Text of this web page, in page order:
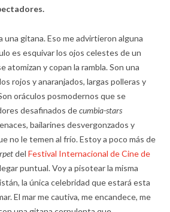
una gitana. Eso me advirtieron alguna
es esquivar los ojos celestes de un
atomizan y copan la rambla. Son una
rojos y anaranjados, largas polleras y
oráculos posmodernos que se
desafinados decumbia-stars
bailarines desvergonzados y
no le temen al frío. Estoy a poco más de
del Festival Internacional de Cine de
puntual. Voy a pisotear la misma
la única celebridad que estará esta
El mar me cautiva, me encandece, me